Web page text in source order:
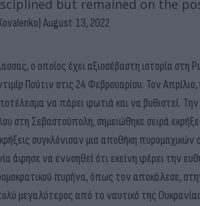
but remained on the
August 13, 2022
ο οποίος έχει αξιοσέβαστη ιστορία στη
Πούτιν στις 24 Φεβρουαρίου. Τον
να πάρει φωτιά και να βυθιστεί.
στη Σεβαστούπολη, σημειώθηκε σειρά
συγκλόνισαν μια αποθήκη
άφησε να εννοηθεί ότι εκείνη φέρει την
πυρήνα, όπως τον αποκάλεσε,
μεγαλύτερος από το ναυτικό της